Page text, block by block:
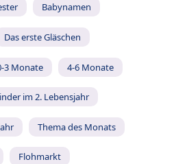
Babynamen
Das erste Gläschen
3 Monate 4-6 Monate
im 2. Lebensjahr
Thema des Monats
Flohmarkt